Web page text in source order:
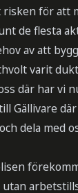
risken för
de flesta
av att
varit
där har vi
Gällivare
dela med